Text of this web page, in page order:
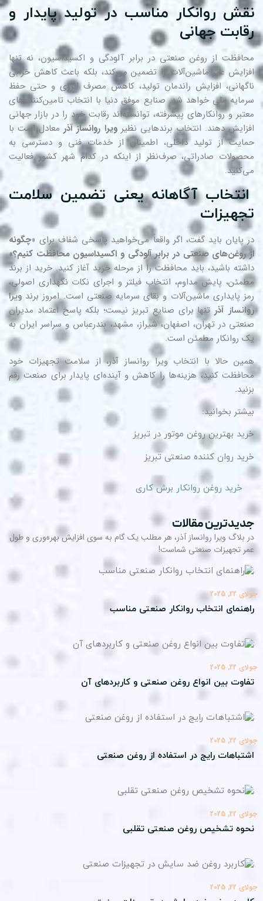
روانکار مناسب در تولید پایدار و
جهانی
از روغن صنعتی در برابرآلودگیو اکسیداسیون، نه تنها
عمر ماشین‌آلات را تضمین می‌کند، بلکه باعث کاهش خرابی
افزایش راندمان تولید، کاهش مصرف انرژی و حتی حفظ
ملی خواهد شد. صنایع موفق دنیا با انتخاب تامین‌کننده‌های
و روانکارهای پیشرفته، توانسته‌اند رقابت خود را در بازار جهانی
دهند. انتخاب برندهایی نظیرویرا روانساز آذرمعادل است با
از تولید داخلی، اطمینان از خدمات فنی و دسترسی به
صادراتی، صرف‌نظر از اینکه در کدام شهر کشور فعالیت
آگاهانه یعنی تضمین سلامت
پایان باید گفت، اگر واقعاً می‌خواهید پاسخی شفاف برای «چگونه
روغن‌های صنعتی در برابر آلودگی و اکسیداسیون محافظت کنیم؟»
باشید، باید محافظت را از مرحله خرید آغاز کنید. خرید از برند
پایش مداوم، انتخاب فیلتر و اجرای نکات نگهداری اصولی،
پایداری ماشین‌آلات و بقای سرمایه صنعتی است. امروز برندویرا
آذرتنها برای صنایع تبریز نیست؛ بلکه پاسخ اعتماد مدیران
در تهران، اصفهان، شیراز، مشهد، بندرعباس و سراسر ایران به
روانکار مطمئن است.
حالا با انتخاب ویرا روانساز آذر، از سلامت تجهیزات خود
کنید، هزینه‌ها را کاهش و آینده‌ای پایدار برای صنعت رقم
بخوانید:
بهترین روغن موتور در تبریز
روان کننده صنعتی تبریز
خرید روغن روانکار برش کاری
مقالات
بلاگ ویرا روانساز آذر، هر مطلب یک گام به سوی افزایش بهره‌وری و طول
تجهیزات صنعتی شماست!
2025
انتخاب روانکار صنعتی مناسب
2025
بین انواع روغن صنعتی و کاربردهای آن
2025
رایج در استفاده از روغن صنعتی
2025
تشخیص روغن صنعتی تقلبی
2025